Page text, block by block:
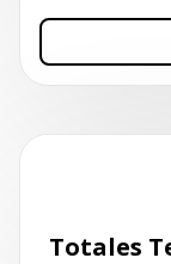
Totales